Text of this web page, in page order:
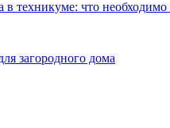
техникуме: что необходимо
загородного дома